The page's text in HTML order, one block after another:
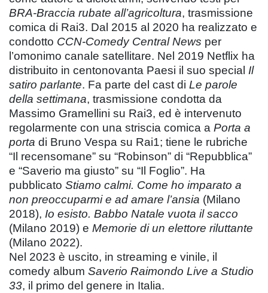
BRA-Braccia rubate all’agricoltura, trasmissione
comica di Rai3. Dal 2015 al 2020 ha realizzato e
condotto CCN-Comedy Central News per
l’omonimo canale satellitare. Nel 2019 Netflix ha
distribuito in centonovanta Paesi il suo special Il
satiro parlante. Fa parte del cast di Le parole
della settimana, trasmissione condotta da
Massimo Gramellini su Rai3, ed è intervenuto
regolarmente con una striscia comica a Porta a
porta di Bruno Vespa su Rai1; tiene le rubriche
“Il recensomane” su “Robinson” di “Repubblica”
e “Saverio ma giusto” su “Il Foglio”. Ha
pubblicato Stiamo calmi. Come ho imparato a
non preoccuparmi e ad amare l’ansia (Milano
2018), Io esisto. Babbo Natale vuota il sacco
(Milano 2019) e Memorie di un elettore riluttante
(Milano 2022).
Nel 2023 è uscito, in streaming e vinile, il
comedy album Saverio Raimondo Live a Studio
33, il primo del genere in Italia.